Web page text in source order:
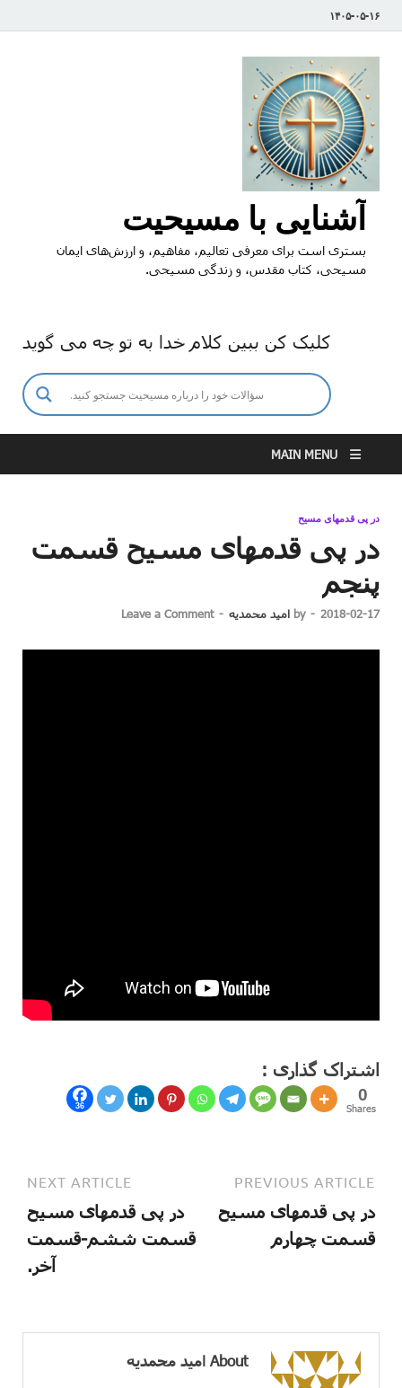
۱۴۰۵-۰۵-۱۶
آشنایی با مسیحیت
بستری است برای معرفی تعالیم، مفاهیم، و ارزش‌های ایمان
مسیحی، کتاب مقدس، و زندگی مسیحی.
کلیک کن ببین کلام خدا به تو چه می گوید
MAIN MENU
در پی قدمهای مسیح
در پی قدمهای مسیح قسمت
پنجم
2018-02-17
-
by امید محمدیه -
Leave a Comment
اشتراک گذاری :
36
0
Shares
PREVIOUS ARTICLE
در پی قدمهای مسیح
قسمت چهارم
NEXT ARTICLE
در پی قدمهای مسیح
قسمت ششم-قسمت
آخر.
About امید محمدیه